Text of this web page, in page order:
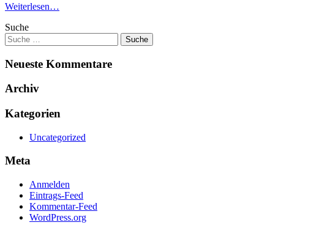
Weiterlesen…
Suche
Neueste Kommentare
Archiv
Kategorien
Uncategorized
Meta
Anmelden
Eintrags-Feed
Kommentar-Feed
WordPress.org